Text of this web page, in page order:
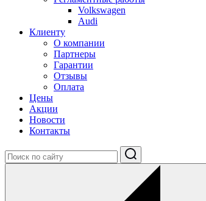
Volkswagen
Audi
Клиенту
О компании
Партнеры
Гарантии
Отзывы
Оплата
Цены
Акции
Новости
Контакты